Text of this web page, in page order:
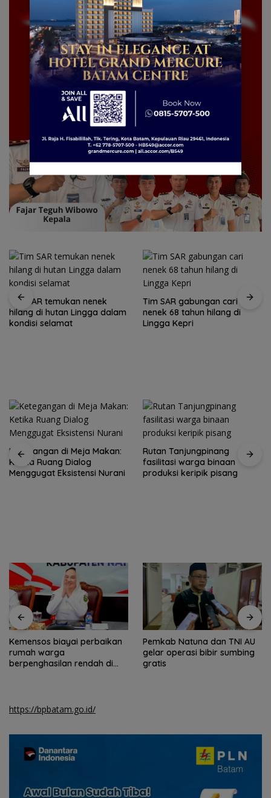
Tim SAR temukan nenek
hilang di hutan Lingga dalam
kondisi selamat
Tim SAR gabungan cari
nenek 68 tahun hilang di
Lingga Kepri
Ketegangan di Meja Makan:
Ketika Ruang Dialog
Menggugat Eksistensi Nurani
Rutan Tanjungpinang
fasilitasi warga binaan
produksi keripik pisang
Kemensos biayai perbaikan
rumah warga
berpenghasilan rendah di
Pemkab Natuna dan TNI AU
gelar operasi bibir sumbing
gratis
https://bpbatam.go.id/